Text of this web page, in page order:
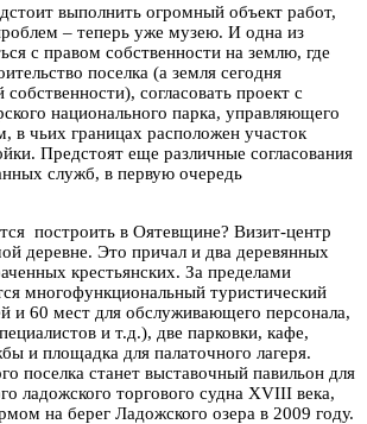
выполнить огромный объект работ,
– теперь уже музею. И одна из
с правом собственности на землю, где
поселка (а земля сегодня
собственности), согласовать проект с
национального парка, управляющего
в чьих границах расположен участок
Предстоят еще различные согласования
служб, в первую очередь
построить в Оятевщине? Визит-центр
деревне. Это причал и два деревянных
крестьянских. За пределами
многофункциональный туристический
и 60 мест для обслуживающего персонала,
и т.д.), две парковки, кафе,
и площадка для палаточного лагеря.
поселка станет выставочный павильон для
ладожского торгового судна XVIII века,
на берег Ладожского озера в 2009 году.